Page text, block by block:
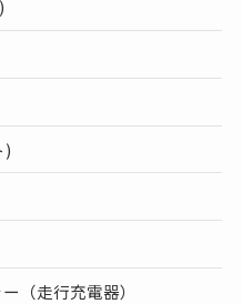
)
（走行充電器）